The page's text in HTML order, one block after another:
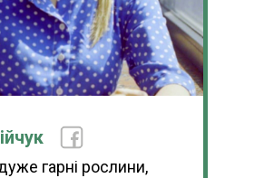
гарні рослини,